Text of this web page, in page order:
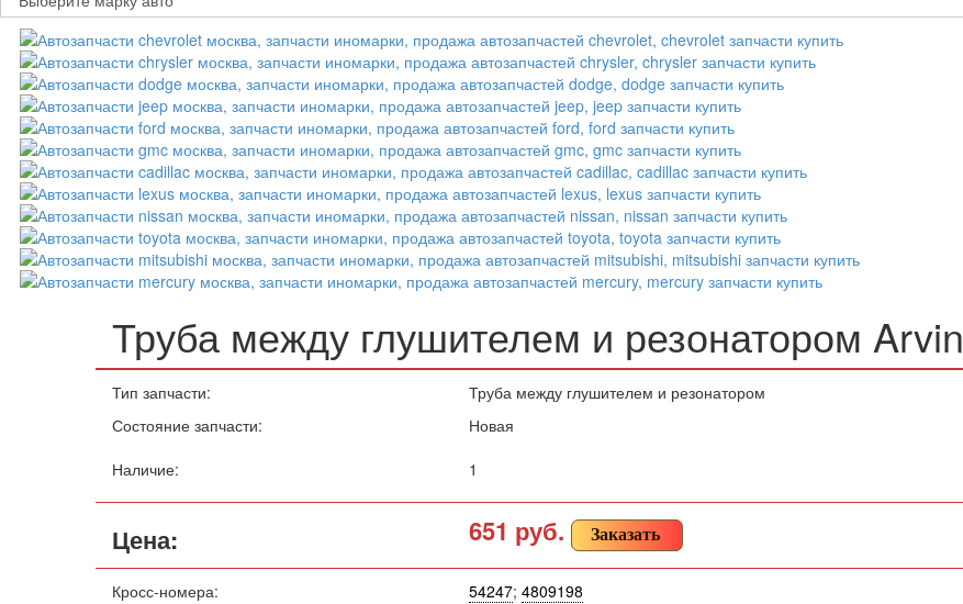
Труба между глушителем и резонатором Arvin
Тип запчасти:
Труба между глушителем и резонатором
Состояние запчасти:
Новая
Наличие:
1
Цена: 651 руб. Заказать
Кросс-номера: 54247; 4809198